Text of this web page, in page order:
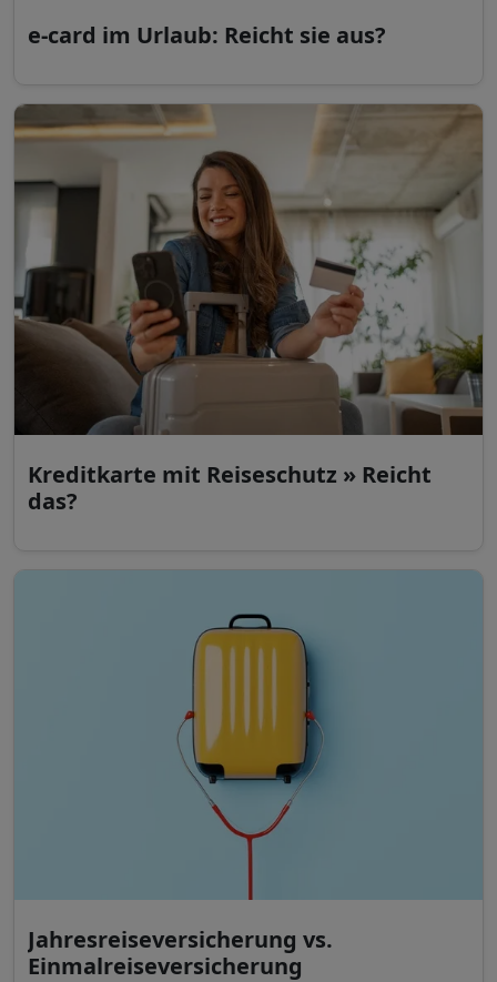
e-card im Urlaub: Reicht sie aus?
Kreditkarte mit Reiseschutz » Reicht
das?
Jahresreiseversicherung vs.
Einmalreiseversicherung